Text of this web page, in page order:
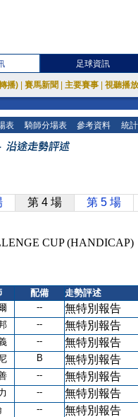
足球資訊
播) 賽馬新聞 主要賽事 視聽播
表 騎師分場表 參考資料 統
第 4 場 第 5 場
CUP
配備
走勢評述
-- 無特別報告
-- 無特別報告
-- 無特別報告
B 無特別報告
-- 無特別報告
-- 無特別報告
-- 無特別報告